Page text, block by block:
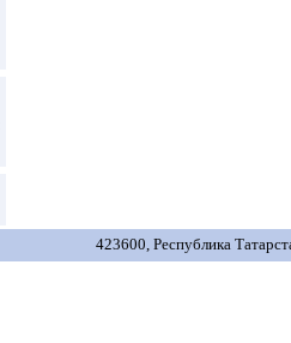
423600, Республика